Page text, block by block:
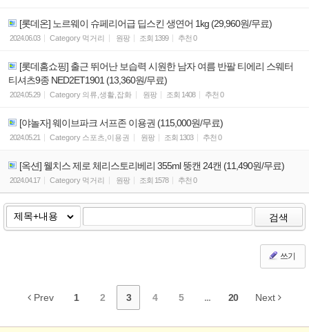
[롯데온] 노르웨이 슈페리어급 딥스킨 생연어 1kg (29,960원/무료)
2024.06.03 Category 먹거리 원팡 조회 1399 추천 0
[롯데홈쇼핑] 출근 뛰어난 보습력 시원한 남자 여름 반팔 티에리 스웨터
티셔츠9종 NED2ET1901 (13,360원/무료)
2024.05.29 Category 의류,생활,잡화 원팡 조회 1408 추천 0
[야놀자] 웨이브파크 서프존 이용권 (115,000원/무료)
2024.05.21 Category 스포츠,이용권 원팡 조회 1303 추천 0
[옥션] 웰치스 제로 체리스토리베리 355ml 뚱캔 24캔 (11,490원/무료)
2024.04.17 Category 먹거리 원팡 조회 1578 추천 0
검색
쓰기
Prev 1 2 3 4 5 ... 20 Next